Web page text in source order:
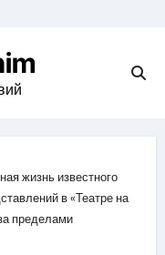
жизнь известного
в «Театре на
пределами